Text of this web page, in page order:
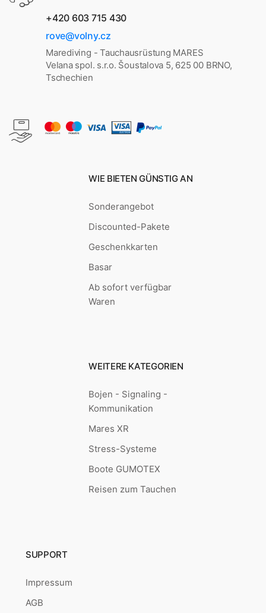
+420 603 715 430
rove@volny.cz
Marediving - Tauchausrüstung MARES
Velana spol. s.r.o. Šoustalova 5, 625 00 BRNO,
Tschechien
WIE BIETEN GÜNSTIG AN
Sonderangebot
Discounted-Pakete
Geschenkkarten
Basar
Ab sofort verfügbar
Waren
WEITERE KATEGORIEN
Bojen - Signaling -
Kommunikation
Mares XR
Stress-Systeme
Boote GUMOTEX
Reisen zum Tauchen
SUPPORT
Impressum
AGB